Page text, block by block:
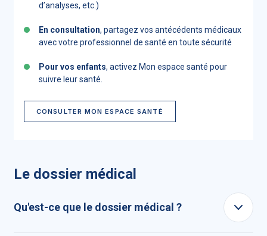
d’analyses, etc.)
En consultation, partagez vos antécédents médicaux
avec votre professionnel de santé en toute sécurité
Pour vos enfants, activez Mon espace santé pour
suivre leur santé.
CONSULTER MON ESPACE SANTÉ
Le dossier médical
Qu'est-ce que le dossier médical ?